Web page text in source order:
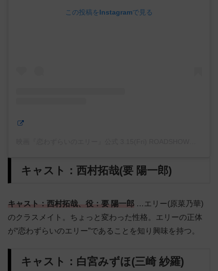
この投稿をInstagramで見る
キャスト：西村拓哉(要 陽一郎)
キャスト：西村拓哉、役：要 陽一郎 …エリー(原菜乃華)
のクラスメイト。ちょっと変わった性格。エリーの正体
が“恋わずらいのエリー”であることを知り興味を持つ。
キャスト：白宮みずほ(三崎 紗羅)